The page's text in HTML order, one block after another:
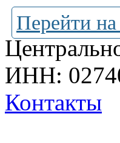
Перейти
ИНН:
Контакты